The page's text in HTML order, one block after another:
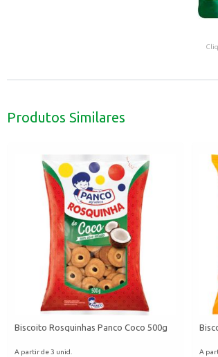
Produtos Similares
Biscoito Rosquinhas Panco Coco 500g
A partir de 3 unid. A